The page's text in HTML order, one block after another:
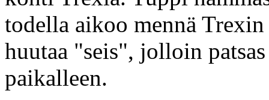
todella aikoo mennä
huutaa "seis", jolloin
paikalleen.